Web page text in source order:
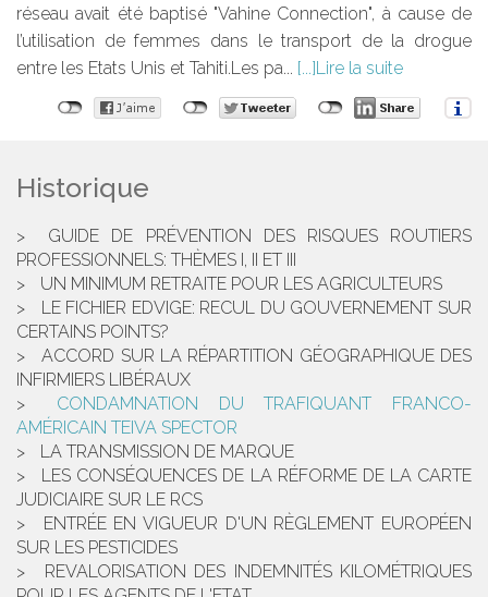
réseau avait été baptisé "Vahine Connection", à cause de
l’utilisation de femmes dans le transport de la drogue
entre les Etats Unis et Tahiti.Les pa...
Lire la suite
Historique
GUIDE DE PRÉVENTION DES RISQUES ROUTIERS
PROFESSIONNELS: THÈMES I, II ET III
UN MINIMUM RETRAITE POUR LES AGRICULTEURS
LE FICHIER EDVIGE: RECUL DU GOUVERNEMENT SUR
CERTAINS POINTS?
ACCORD SUR LA RÉPARTITION GÉOGRAPHIQUE DES
INFIRMIERS LIBÉRAUX
CONDAMNATION DU TRAFIQUANT FRANCO-
AMÉRICAIN TEIVA SPECTOR
LA TRANSMISSION DE MARQUE
LES CONSÉQUENCES DE LA RÉFORME DE LA CARTE
JUDICIAIRE SUR LE RCS
ENTRÉE EN VIGUEUR D'UN RÈGLEMENT EUROPÉEN
SUR LES PESTICIDES
REVALORISATION DES INDEMNITÉS KILOMÉTRIQUES